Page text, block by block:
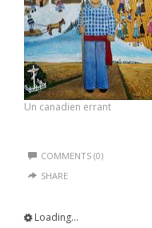
Un canadien errant
COMMENTS (0)
SHARE
Loading...